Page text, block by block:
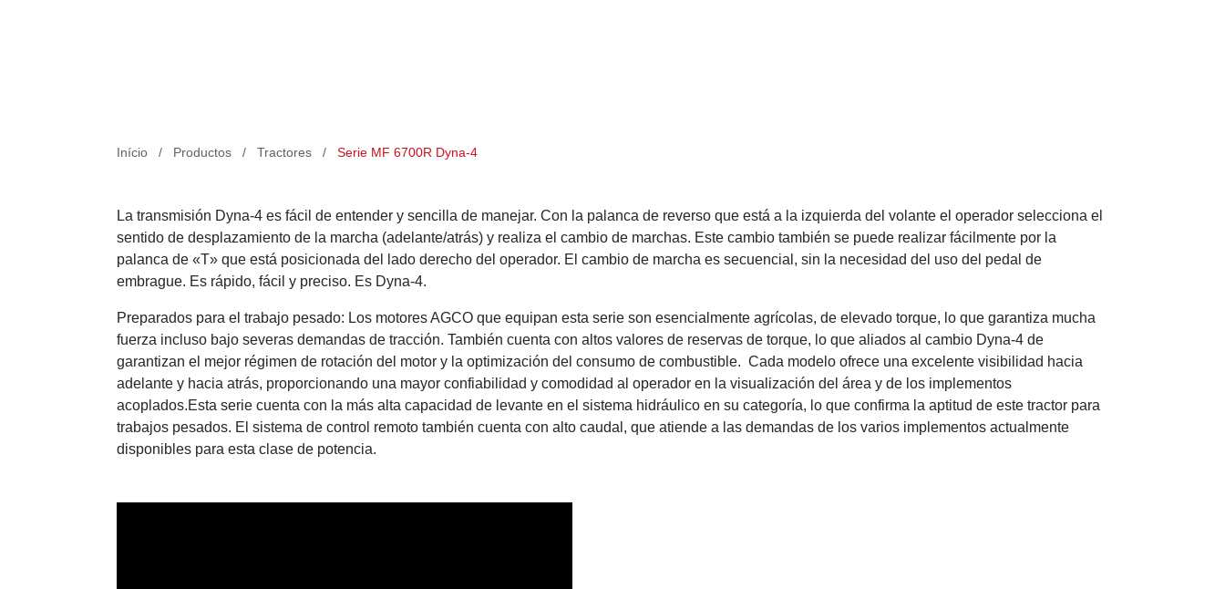
DETENDRÁ
Conozca el MF 6700 R
Dyna-4
Início / Productos / Tractores / Serie MF 6700R Dyna-4
La transmisión Dyna-4 es fácil de entender y sencilla de manejar. Con la palanca de reverso que está a la izquierda del volante el operador selecciona el
sentido de desplazamiento de la marcha (adelante/atrás) y realiza el cambio de marchas. Este cambio también se puede realizar fácilmente por la
palanca de «T» que está posicionada del lado derecho del operador. El cambio de marcha es secuencial, sin la necesidad del uso del pedal de
embrague. Es rápido, fácil y preciso. Es Dyna-4.
Preparados para el trabajo pesado: Los motores AGCO que equipan esta serie son esencialmente agrícolas, de elevado torque, lo que garantiza mucha
fuerza incluso bajo severas demandas de tracción. También cuenta con altos valores de reservas de torque, lo que aliados al cambio Dyna-4 de
garantizan el mejor régimen de rotación del motor y la optimización del consumo de combustible. Cada modelo ofrece una excelente visibilidad hacia
adelante y hacia atrás, proporcionando una mayor confiabilidad y comodidad al operador en la visualización del área y de los implementos
acoplados.Esta serie cuenta con la más alta capacidad de levante en el sistema hidráulico en su categoría, lo que confirma la aptitud de este tractor para
trabajos pesados. El sistema de control remoto también cuenta con alto caudal, que atiende a las demandas de los varios implementos actualmente
disponibles para esta clase de potencia.